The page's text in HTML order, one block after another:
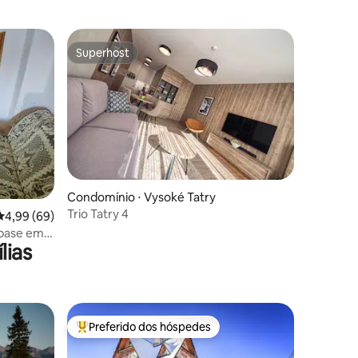
de uma avaliação média de 5, 69 avaliações
4,99 (69)
em
Superhost
Superhost
Condomínio ⋅ Vysoké Tatry
Trio Tatry 4
Entre os melhores preferidos dos hóspedes
Preferido dos hóspedes